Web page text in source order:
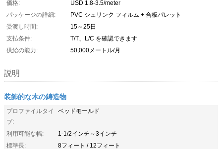
価格:
USD 1.8-3.5/meter
パッケージの詳細:
PVC シュリンク フィルム + 合板パレット
受渡し時間:
15～25日
支払条件:
T/T、L/C を確認できます
供給の能力:
50,000メートル/月
説明
装飾的な木の鋳造物
プロファイルタイ
プ:
ベッドモールド
利用可能な幅:
1-1/2インチ～3インチ
標準長:
8フィート / 12フィート